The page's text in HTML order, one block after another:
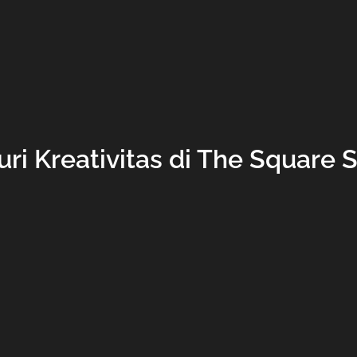
Kreativitas di The Square